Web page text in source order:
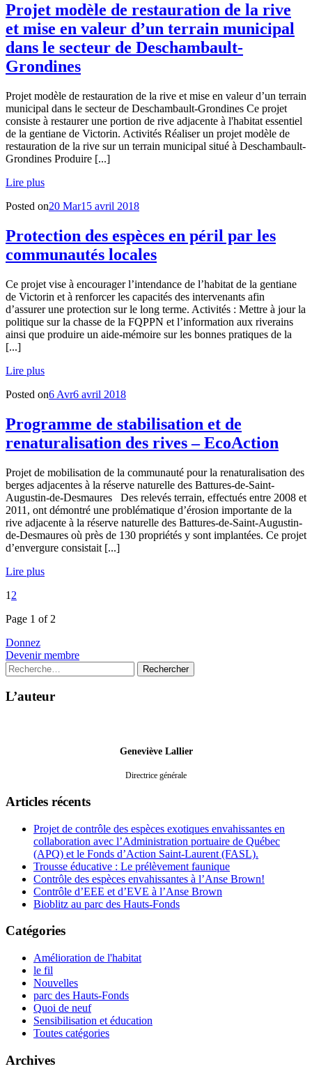
Projet modèle de restauration de la rive
et mise en valeur d’un terrain municipal
dans le secteur de Deschambault-
Grondines
Projet modèle de restauration de la rive et mise en valeur d’un terrain
municipal dans le secteur de Deschambault-Grondines Ce projet
consiste à restaurer une portion de rive adjacente à l'habitat essentiel
de la gentiane de Victorin. Activités Réaliser un projet modèle de
restauration de la rive sur un terrain municipal situé à Deschambault-
Grondines Produire [...]
Lire plus
Posted on20 Mar15 avril 2018
Protection des espèces en péril par les
communautés locales
Ce projet vise à encourager l’intendance de l’habitat de la gentiane
de Victorin et à renforcer les capacités des intervenants afin
d’assurer une protection sur le long terme. Activités : Mettre à jour la
politique sur la chasse de la FQPPN et l’information aux riverains
ainsi que produire un aide-mémoire sur les bonnes pratiques de la
[...]
Lire plus
Posted on6 Avr6 avril 2018
Programme de stabilisation et de
renaturalisation des rives – EcoAction
Projet de mobilisation de la communauté pour la renaturalisation des
berges adjacentes à la réserve naturelle des Battures-de-Saint-
Augustin-de-Desmaures Des relevés terrain, effectués entre 2008 et
2011, ont démontré une problématique d’érosion importante de la
rive adjacente à la réserve naturelle des Battures-de-Saint-Augustin-
de-Desmaures où près de 130 propriétés y sont implantées. Ce projet
d’envergure consistait [...]
Lire plus
1 2
Page 1 of 2
Donnez
Devenir membre
Rechercher :
L’auteur
Geneviève Lallier
Directrice générale
Articles récents
Projet de contrôle des espèces exotiques envahissantes en
collaboration avec l’Administration portuaire de Québec
(APQ) et le Fonds d’Action Saint-Laurent (FASL).
Trousse éducative : Le prélèvement faunique
Contrôle des espèces envahissantes à l’Anse Brown!
Contrôle d’EEE et d’EVE à l’Anse Brown
Bioblitz au parc des Hauts-Fonds
Catégories
Amélioration de l'habitat
le fil
Nouvelles
parc des Hauts-Fonds
Quoi de neuf
Sensibilisation et éducation
Toutes catégories
Archives